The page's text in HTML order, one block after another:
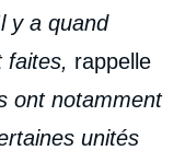
y a quand
faites, rappelle
ont notamment
unités